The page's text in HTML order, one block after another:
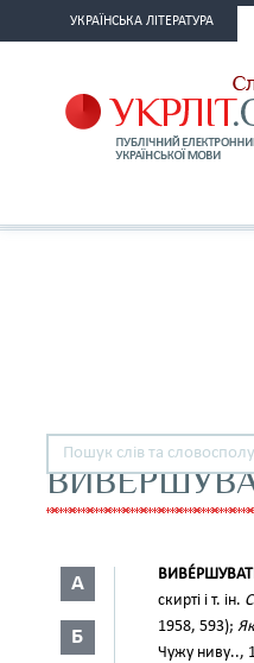
УКРАЇНСЬКА ЛІТЕРАТУРА
А
Б
скирті і т. ін.
1958, 593);
Чужу ниву..,